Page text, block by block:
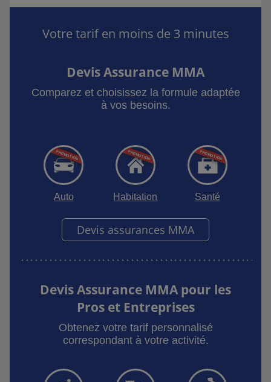
Votre tarif en moins de 3 minutes
Devis Assurance MMA
Comparez et choisissez la formule adaptée
à vos besoins.
Auto Habitation Santé
Devis assurances MMA
Devis Assurance MMA pour les
Pros et Entreprises
Obtenez votre tarif personnalisé
correspondant à votre activité.